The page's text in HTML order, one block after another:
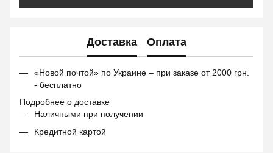
Доставка Оплата
«Новой почтой» по Украине – при заказе от 2000 грн.
- бесплатно
Подробнее о доставке
Наличными при получении
Кредитной картой